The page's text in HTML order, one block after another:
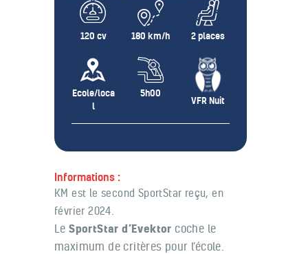
120 cv 180 km/h 2 places
Ecole/loca
l
5h00
VFR Nuit
Informations :
KM est le second SportStar reçu, en
février 2024.
LeSportStar d’Evektor coche le
maximum de critères pour l’école.